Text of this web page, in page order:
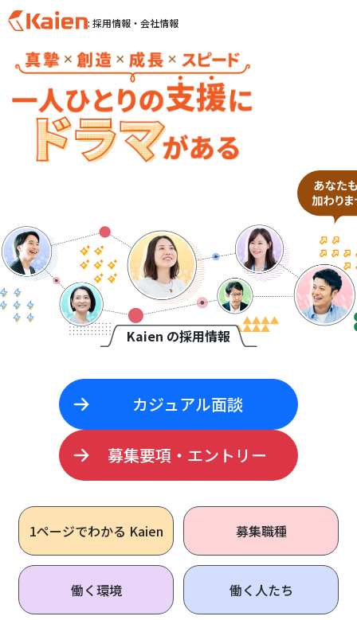
e
n
: 採用情報・会社情報
Kaien の採用情報
カジュアル面談
募集要項・エントリー
1ページでわかる Kaien 募集職種
働く環境 働く人たち